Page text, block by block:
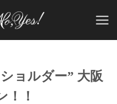
ョルダー” 大阪
！！